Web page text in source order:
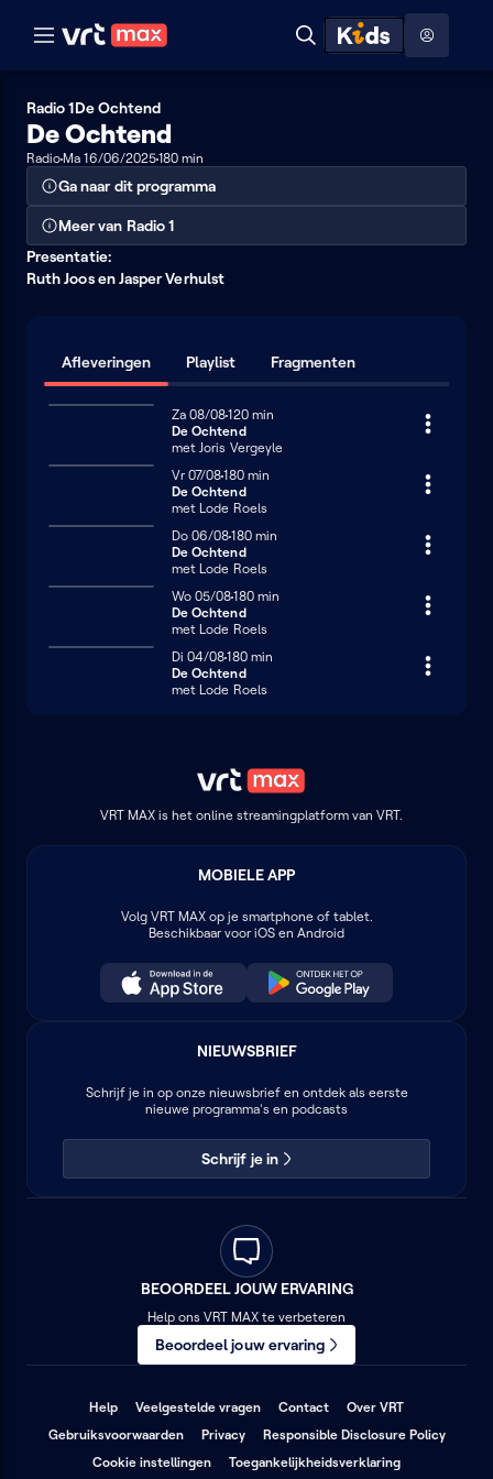
Naar hoofdinhoud Naar audiodescriptie Naar help
Zoeken
ontdekken
Radio 1De Ochtend
De Ochtend
RadioMa 16/06/2025180 min
Ga naar dit programma
Meer van Radio 1
Presentatie:
Ruth Joos en Jasper Verhulst
Afleveringen Playlist Fragmenten
Zaterdag 8 augustus
Za 08/08120 minuten
120 min
De Ochtend
met Joris Vergeyle
Vrijdag 7 augustus
Vr 07/08180 minuten
180 min
De Ochtend
met Lode Roels
Donderdag 6 augustus
Do 06/08180 minuten
180 min
De Ochtend
met Lode Roels
Woensdag 5 augustus
Wo 05/08180 minuten
180 min
De Ochtend
met Lode Roels
Dinsdag 4 augustus
Di 04/08180 minuten
180 min
De Ochtend
met Lode Roels
VRT MAX is het online streamingplatform van VRT.
MOBIELE APP
Volg VRT MAXop je smartphone of tablet.
Beschikbaar voor iOS en Android
NIEUWSBRIEF
Schrijf je in op onze nieuwsbrief en ontdek als eerste
nieuwe programma's en podcasts
Schrijf je in
BEOORDEEL JOUW ERVARING
Help ons VRT MAX te verbeteren
Beoordeel jouw ervaring
Help Veelgestelde vragen (opent
een
venster)
Contact (opent
een
venster)
Over VRT
een
Gebruiksvoorwaarden (opent
een
Privacy(opent
een
Responsible Disclosure Policy(opent
Cookie instellingen Toegankelijkheidsverklaring